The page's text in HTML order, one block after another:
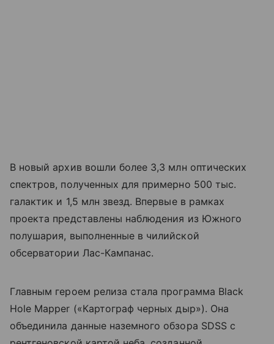
В новый архив вошли более 3,3 млн оптических
спектров, полученных для примерно 500 тыс.
галактик и 1,5 млн звезд. Впервые в рамках
проекта представлены наблюдения из Южного
полушария, выполненные в чилийской
обсерватории Лас-Кампанас.
Главным героем релиза стала программа Black
Hole Mapper («Картограф черных дыр»). Она
объединила данные наземного обзора SDSS с